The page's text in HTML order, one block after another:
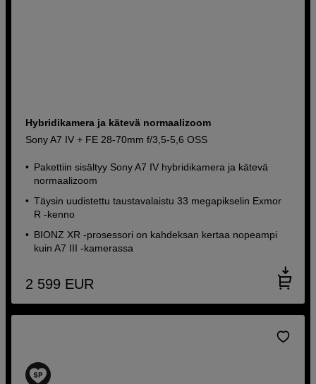
Hybridikamera ja kätevä normaalizoom
Sony A7 IV + FE 28-70mm f/3,5-5,6 OSS
Pakettiin sisältyy Sony A7 IV hybridikamera ja kätevä
normaalizoom
Täysin uudistettu taustavalaistu 33 megapikselin Exmor
R -kenno
BIONZ XR -prosessori on kahdeksan kertaa nopeampi
kuin A7 III -kamerassa
2 599 EUR